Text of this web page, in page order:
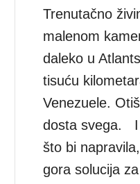
Trenutačno
malenom
daleko u
tisuću
Venezuele.
dosta svega. I
što bi
gora solucija